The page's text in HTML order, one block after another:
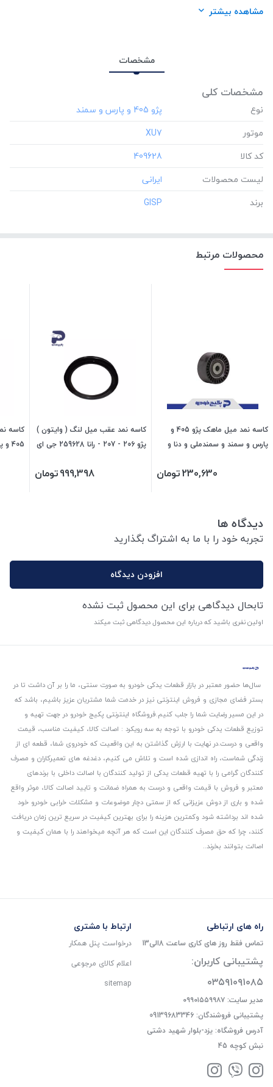
لیست محصولات:
مشاهده بیشتر
مشخصات
مشخصات کلی
نوع
موتور
‎XU7
کد کالا
‎409628
لیست محصولات
برند
‎GISP
محصولات مرتبط
کاسه نمد میل ماهک پژو 405 و
پارس و سمند و سمندملی و دنا و
230,630تومان
کاسه نمد عقب میل لنگ ( وایتون )
پژو 206 - 207 - رانا 259628 جی ای
999,398تومان
دیدگاه ها
تجربه خود را با ما به اشتراگ بگذارید
افزودن دیدگاه
تابحال دیدگاهی برای این محصول ثبت نشده
اولین نفری باشید که درباره این محصول دیدگاهی ثبت میکند
سال‌ها حضور معتبر در بازار قطعات یدکی خودرو به صورت سنتی، ما را بر آن داشت تا در
بستر فضای مجازی و فروش اینترنتی نیز در خدمت شما مشتریان عزیز باشیم، باشد که
در این مسیر رضایت شما را جلب کنیم.فروشگاه اینترنتی پکیج خودرو در جهت تهیه و
توزیع قطعات یدکی خودرو با توجه به سه رویکرد : اصالت کالا، کیفیت مناسب، قیمت
واقعی و درست.در نهایت با ارزش گذاشتن به این واقعیت که خودروی شما، قطعه ای از
زندگی شماست، راه اندازی شده است و تلاش می کنیم، دغدغه های تعمیرکاران و مصرف
کنندگان گرامی را با تهیه قطعات یدکی از تولید کنندگان با اصالت داخلی با برندهای
معتبر و فروش با قیمت واقعی و درست به همراه ضمانت و تایید اصالت کالا، موثر واقع
شده و باری از دوش عزیزانی که از سمتی دچار موضوعات و مشکلات خرابی خودرو خود
شده اند برداشته شود و‌کمترین هزینه را برای بهترین کیفیت در سریع ترین زمان دریافت
کنند، چرا که حق مصرف کنندگان این است که هر آنچه میخواهند را با همان کیفیت و
اصالت بتوانند بخرند..
راه های ارتباطی
تماس فقط روز های کاری ساعت 8الی13
پشتیبانی کاربران:
۰۳۵۹۱۰۹۱۰۸۵
مدیر سایت: ۰۹۹۰۱۵۵۹۹۸۷
پشتیبانی فروشندگان: 09139683346
آدرس فروشگاه: یزد-بلوار شهید دشتی
نبش کوچه 45
ارتباط با مشتری
درخواست پنل همکار
اعلام کالای مرجوعی
sitemap